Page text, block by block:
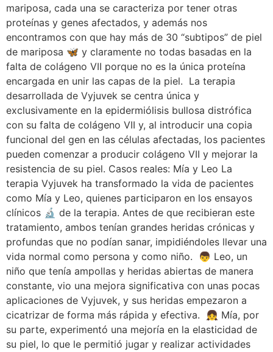
mariposa, cada una se caracteriza por tener otras
proteínas y genes afectados, y además nos
encontramos con que hay más de 30 “subtipos” de piel
de mariposa 🦋 y claramente no todas basadas en la
falta de colágeno VII porque no es la única proteína
encargada en unir las capas de la piel. La terapia
desarrollada de Vyjuvek se centra única y
exclusivamente en la epidermiólisis bullosa distrófica
con su falta de colágeno VII y, al introducir una copia
funcional del gen en las células afectadas, los pacientes
pueden comenzar a producir colágeno VII y mejorar la
resistencia de su piel. Casos reales: Mía y Leo La
terapia Vyjuvek ha transformado la vida de pacientes
como Mía y Leo, quienes participaron en los ensayos
clínicos 🔬 de la terapia. Antes de que recibieran este
tratamiento, ambos tenían grandes heridas crónicas y
profundas que no podían sanar, impidiéndoles llevar una
vida normal como persona y como niño. 👦 Leo, un
niño que tenía ampollas y heridas abiertas de manera
constante, vio una mejora significativa con unas pocas
aplicaciones de Vyjuvek, y sus heridas empezaron a
cicatrizar de forma más rápida y efectiva. 👧 Mía, por
su parte, experimentó una mejoría en la elasticidad de
su piel, lo que le permitió jugar y realizar actividades